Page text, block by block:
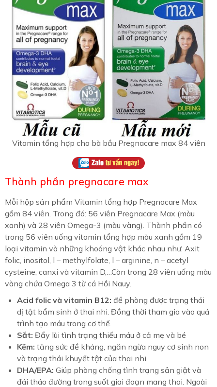
Vitamin tổng hợp cho bà bầu Pregnacare max 84 viên
Thành phần pregnacare max
Mỗi hộp sản phẩm Vitamin tổng hợp Pregnacare Max
gồm 84 viên. Trong đó: 56 viên Pregnacare Max (màu
xanh) và 28 viên Omega-3 (màu vàng). Thành phần có
trong 56 viên uống vitamin tổng hợp màu xanh gồm 19
loại vitamin và những khoáng vật khác nhau như: Axit
folic, inositol, l – methylfolate, l – arginine, n – acetyl
cysteine, canxi và vitamin D,…Còn trong 28 viên uống màu
vàng chứa Omega 3 từ cá Hồi Nauy.
Acid folic và vitamin B12: đề phòng được trạng thái
dị tật bẩm sinh ở thai nhi. Đồng thời tham gia vào quá
trình tạo máu trong cơ thể.
Sắt: Đẩy lùi tình trạng thiếu máu ở cả mẹ và bé
Kẽm: tăng sức đề kháng, ngăn ngừa nguy cơ sinh non
và trạng thái khuyết tật của thai nhi.
DHA/EPA: Giúp phòng chống tình trạng sản giật và
đái tháo đường trong suốt giai đoạn mang thai. Ngoài